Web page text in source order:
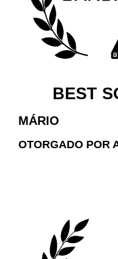
BEST
MÁRIO
OTORGADO POR